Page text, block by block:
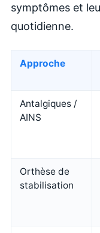
symptômes et
quotidienne.
Approche
Antalgiques /
AINS
Orthèse de
stabilisation